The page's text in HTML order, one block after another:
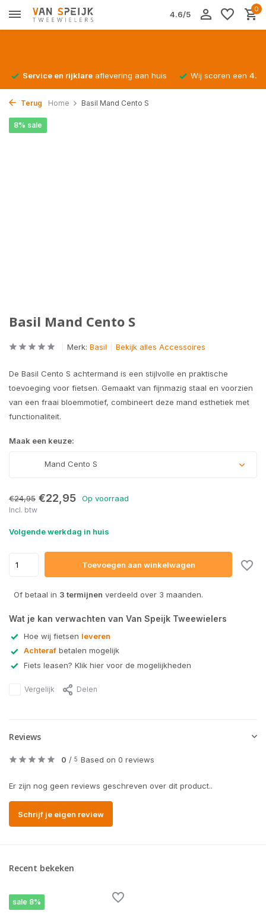
4.6/5
0
Service en rijklare aflevering aan huis Wij scoren een
Terug Home Basil Mand Cento S
Basil Mand Cento S
8% sale
Merk: Basil Bekijk alles Accessoires
De Basil Cento S achtermand is een stijlvolle en praktische
toevoeging voor fietsen. Gemaakt van fijnmazig staal en voorzien
van een fraai bloemmotief, combineert deze mand esthetiek met
functionaliteit.
Maak een keuze:
Mand Cento S
€24,95 €22,95 Op voorraad
Incl. btw
Volgende werkdag in huis
Toevoegen aan winkelwagen
Of betaal in 3 termijnen verdeeld over 3 maanden.
Wat je kan verwachten van Van Speijk Tweewielers
Hoe wij fietsen leveren
Achteraf betalen mogelijk
Fiets leasen? Klik hier voor de mogelijkheden
Vergelijk Delen
Reviews
0 / 5 Based on 0 reviews
Er zijn nog geen reviews geschreven over dit product..
Schrijf je eigen review
Recent bekeken
sale 8%